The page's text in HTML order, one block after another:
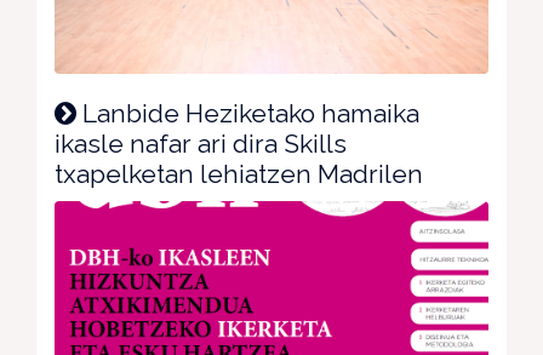
Lanbide Heziketako hamaika
ikasle nafar ari dira Skills
txapelketan lehiatzen Madrilen